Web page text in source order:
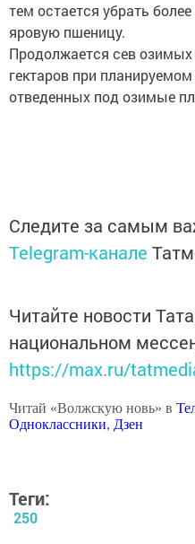
тем остается убрать
яровую пшеницу.
Продолжается сев озимых
гектаров при
отведенных под озимые
Следите за самым
Telegram-канале
Читайте новости
национальном
https://max.ru/
Читай «Волжскую новь» в
Одноклассники, Дзен
Теги:
250